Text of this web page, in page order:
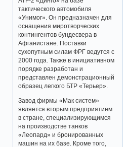
тактического автомобиля
«Унимог». Он предназначен для
оснащения миротворческих
контингентов бундесвера в
Афганистане. Поставки
сухопутным силам ФРГ ведутся с
2000 года. Также в инициативном
порядке разработан и
представлен демонстрационный
образец легкого БТР «Терьер».
Завод фирмы «Мак систем»
является вторым предприятием
в стране, специализирующимся
на производстве танков
«Леопард» и бронированных
машин на их базе. Кроме того,